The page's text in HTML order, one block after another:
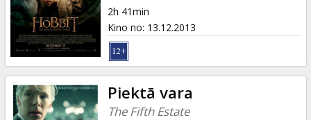
2h 41min
Kino no: 13.12.2013
Piektā vara
The Fifth Estate